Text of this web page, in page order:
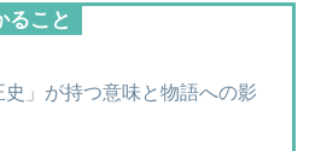
ること
史」が持つ意味と物語への影